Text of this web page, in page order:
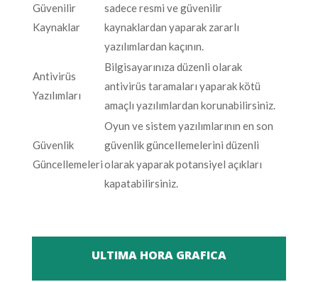
Güvenilir
Kaynaklar
sadece resmi ve güvenilir
kaynaklardan yaparak zararlı
yazılımlardan kaçının.
Antivirüs
Yazılımları
Bilgisayarınıza düzenli olarak
antivirüs taramaları yaparak kötü
amaçlı yazılımlardan korunabilirsiniz.
Güvenlik
Güncellemeleri
Oyun ve sistem yazılımlarının en son
güvenlik güncellemelerini düzenli
olarak yaparak potansiyel açıkları
kapatabilirsiniz.
ULTIMA HORA GRAFICA